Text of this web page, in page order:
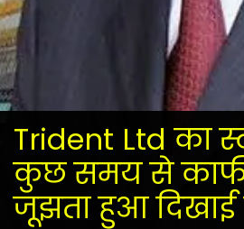
Trident Ltd का
कुछ समय से
जूझता हुआ दिखाई